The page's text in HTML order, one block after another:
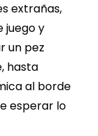
extrañas,
juego y
un pez
hasta
al borde
esperar lo